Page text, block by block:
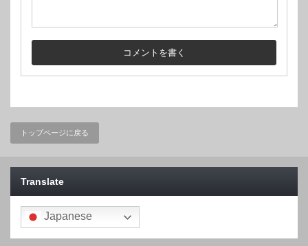
トップページに戻る
Translate
Japanese